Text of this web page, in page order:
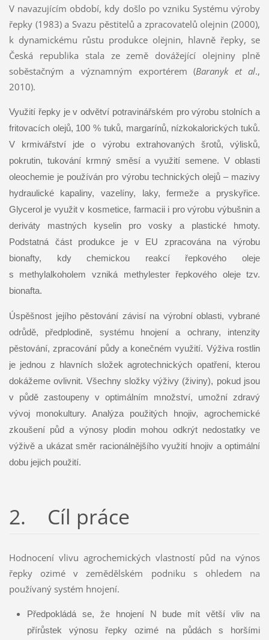
V navazujícím období, kdy došlo po vzniku Systému výroby
řepky (1983) a Svazu pěstitelů a zpracovatelů olejnin (2000),
k dynamickému růstu produkce olejnin, hlavně řepky, se
Česká republika stala ze země dovážející olejniny plně
soběstačným a významným exportérem (Baranyk et al.,
2010).
Využití řepky je v odvětví potravinářském pro výrobu stolních a
fritovacích olejů, 100 % tuků, margarínů, nízkokalorických tuků.
V krmivářství jde o výrobu extrahovaných šrotů, výlisků,
pokrutin, tukování krmný směsí a využití semene. V oblasti
oleochemie je používán pro výrobu technických olejů – mazivy
hydraulické kapaliny, vazelíny, laky, fermeže a pryskyřice.
Glycerol je využit v kosmetice, farmacii i pro výrobu výbušnin a
deriváty mastných kyselin pro vosky a plastické hmoty.
Podstatná část produkce je v EU zpracována na výrobu
bionafty, kdy chemickou reakcí řepkového oleje
s methylalkoholem vzniká methylester řepkového oleje tzv.
bionafta.
Úspěšnost jejího pěstování závisí na výrobní oblasti, vybrané
odrůdě, předplodině, systému hnojení a ochrany, intenzity
pěstování, zpracování půdy a konečném využití. Výživa rostlin
je jednou z hlavních složek agrotechnických opatření, kterou
dokážeme ovlivnit. Všechny složky výživy (živiny), pokud jsou
v půdě zastoupeny v optimálním množství, umožní zdravý
vývoj monokultury. Analýza použitých hnojiv, agrochemické
zkoušení půd a výnosy plodin mohou odkrýt nedostatky ve
výživě a ukázat směr racionálnějšího využití hnojiv a optimální
dobu jejich použití.
2. Cíl práce
Hodnocení vlivu agrochemických vlastností půd na výnos
řepky ozimé v zemědělském podniku s ohledem na
používaný systém hnojení.
Předpokládá se, že hnojení N bude mít větší vliv na
přírůstek výnosu řepky ozimé na půdách s horšími